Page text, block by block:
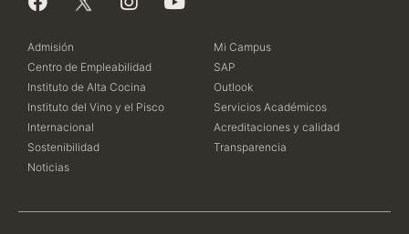
Admisión
Centro de Empleabilidad
Instituto de Alta Cocina
Instituto del Vino y el Pisco
Internacional
Sostenibilidad
Noticias
Mi Campus
SAP
Outlook
Servicios Académicos
Acreditaciones y calidad
Transparencia